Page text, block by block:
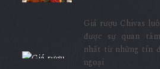
Giá rượu Chivas
được sự quan
nhất từ những tín
ngoại